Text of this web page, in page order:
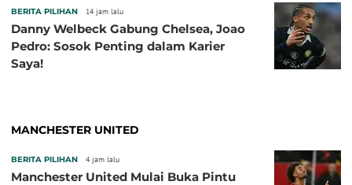
BERITA PILIHAN 14 jam lalu
Danny Welbeck Gabung Chelsea, Joao
Pedro: Sosok Penting dalam Karier
Saya!
MANCHESTER UNITED
BERITA PILIHAN 4 jam lalu
Manchester United Mulai Buka Pintu